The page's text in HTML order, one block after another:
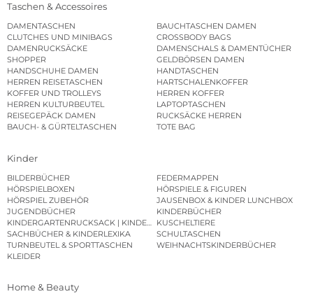
Taschen & Accessoires
DAMENTASCHEN
BAUCHTASCHEN DAMEN
CLUTCHES UND MINIBAGS
CROSSBODY BAGS
DAMENRUCKSÄCKE
DAMENSCHALS & DAMENTÜCHER
SHOPPER
GELDBÖRSEN DAMEN
HANDSCHUHE DAMEN
HANDTASCHEN
HERREN REISETASCHEN
HARTSCHALENKOFFER
KOFFER UND TROLLEYS
HERREN KOFFER
HERREN KULTURBEUTEL
LAPTOPTASCHEN
REISEGEPÄCK DAMEN
RUCKSÄCKE HERREN
BAUCH- & GÜRTELTASCHEN
TOTE BAG
Kinder
BILDERBÜCHER
FEDERMAPPEN
HÖRSPIELBOXEN
HÖRSPIELE & FIGUREN
HÖRSPIEL ZUBEHÖR
JAUSENBOX & KINDER LUNCHBOX
JUGENDBÜCHER
KINDERBÜCHER
KINDERGARTENRUCKSACK | KINDERGARTENBEUTEL
KUSCHELTIERE
SACHBÜCHER & KINDERLEXIKA
SCHULTASCHEN
TURNBEUTEL & SPORTTASCHEN
WEIHNACHTSKINDERBÜCHER
KLEIDER
Home & Beauty